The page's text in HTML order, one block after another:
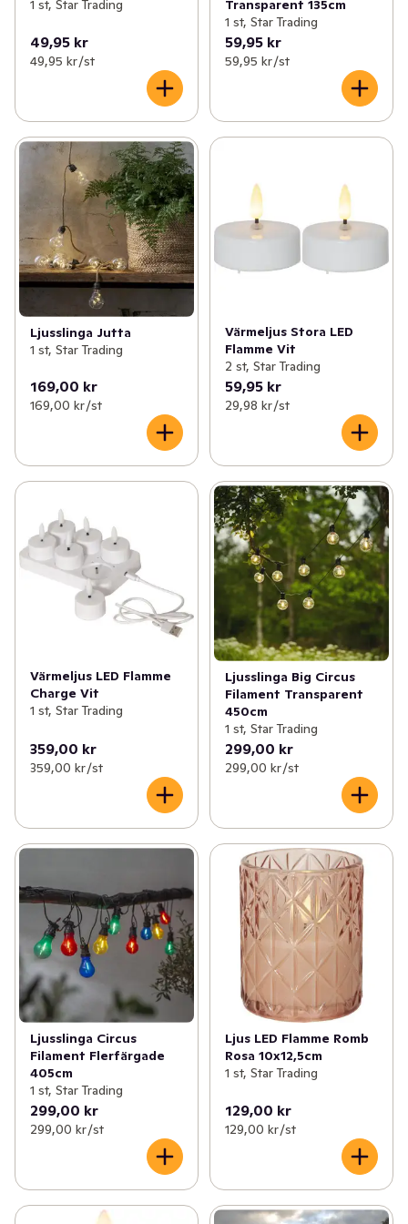
1 st, Star Trading
49,95 kr
49,95 kr /st
Transparent 135cm
1 st, Star Trading
59,95 kr
59,95 kr /st
Ljusslinga Jutta
1 st, Star Trading
169,00 kr
169,00 kr /st
Värmeljus Stora LED
Flamme Vit
2 st, Star Trading
59,95 kr
29,98 kr /st
Värmeljus LED Flamme
Charge Vit
1 st, Star Trading
359,00 kr
359,00 kr /st
Ljusslinga Big Circus
Filament Transparent
450cm
1 st, Star Trading
299,00 kr
299,00 kr /st
Ljusslinga Circus
Filament Flerfärgade
405cm
1 st, Star Trading
299,00 kr
299,00 kr /st
Ljus LED Flamme Romb
Rosa 10x12,5cm
1 st, Star Trading
129,00 kr
129,00 kr /st